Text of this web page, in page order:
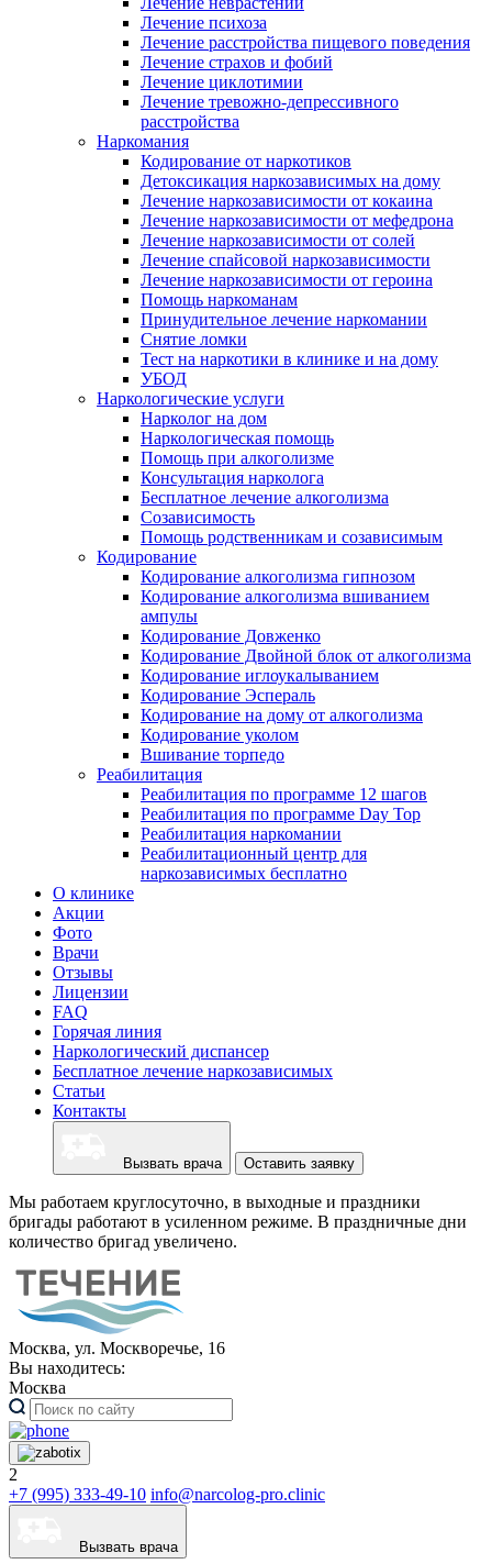
Лечение психоза
Лечение расстройства пищевого поведения
Лечение страхов и фобий
Лечение циклотимии
Лечение тревожно-депрессивного
расстройства
Наркомания
Кодирование от наркотиков
Детоксикация наркозависимых на дому
Лечение наркозависимости от кокаина
Лечение наркозависимости от мефедрона
Лечение наркозависимости от солей
Лечение спайсовой наркозависимости
Лечение наркозависимости от героина
Помощь наркоманам
Принудительное лечение наркомании
Снятие ломки
Тест на наркотики в клинике и на дому
УБОД
Наркологические услуги
Нарколог на дом
Наркологическая помощь
Помощь при алкоголизме
Консультация нарколога
Бесплатное лечение алкоголизма
Созависимость
Помощь родственникам и созависимым
Кодирование
Кодирование алкоголизма гипнозом
Кодирование алкоголизма вшиванием
ампулы
Кодирование Довженко
Кодирование Двойной блок от алкоголизма
Кодирование иглоукалыванием
Кодирование Эспераль
Кодирование на дому от алкоголизма
Кодирование уколом
Вшивание торпедо
Реабилитация
Реабилитация по программе 12 шагов
Реабилитация по программе Day Top
Реабилитация наркомании
Реабилитационный центр для
наркозависимых бесплатно
О клинике
Акции
Фото
Врачи
Отзывы
Лицензии
FAQ
Горячая линия
Наркологический диспансер
Бесплатное лечение наркозависимых
Статьи
Контакты
Вызвать врача Оставить заявку
Мы работаем круглосуточно, в выходные и праздники
бригады работают в усиленном режиме. В праздничные дни
количество бригад увеличено.
Москва, ул. Москворечье, 16
Вы находитесь:
Москва
2
+7 (995) 333-49-10 info@narcolog-pro.clinic
Вызвать врача